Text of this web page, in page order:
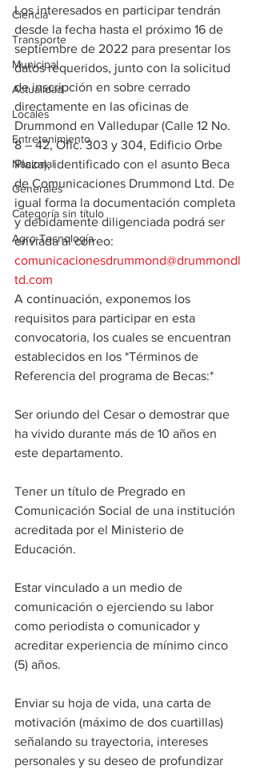
Ciencia
Transporte
Municipal
Actualidad
Locales
Entretenimiento
Nacional
Generales
Categoría sin título
Agro-Tecnología
Los interesados en participar tendrán
desde la fecha hasta el próximo 16 de
septiembre de 2022 para presentar los
datos requeridos, junto con la solicitud
de inscripción en sobre cerrado
directamente en las oficinas de
Drummond en Valledupar (Calle 12 No.
8 – 42, Ofic. 303 y 304, Edificio Orbe
Plaza), identificado con el asunto Beca
de Comunicaciones Drummond Ltd. De
igual forma la documentación completa
y debidamente diligenciada podrá ser
enviada al correo:
comunicacionesdrummond@drummondl
td.com
A continuación, exponemos los
requisitos para participar en esta
convocatoria, los cuales se encuentran
establecidos en los *Términos de
Referencia del programa de Becas:*
Ser oriundo del Cesar o demostrar que
ha vivido durante más de 10 años en
este departamento.
Tener un título de Pregrado en
Comunicación Social de una institución
acreditada por el Ministerio de
Educación.
Estar vinculado a un medio de
comunicación o ejerciendo su labor
como periodista o comunicador y
acreditar experiencia de mínimo cinco
(5) años.
Enviar su hoja de vida, una carta de
motivación (máximo de dos cuartillas)
señalando su trayectoria, intereses
personales y su deseo de profundizar